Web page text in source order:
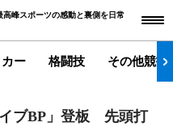
峰スポーツの感動と裏側を日常
ー 格闘技 その他競技
イブBP」登板 先頭打